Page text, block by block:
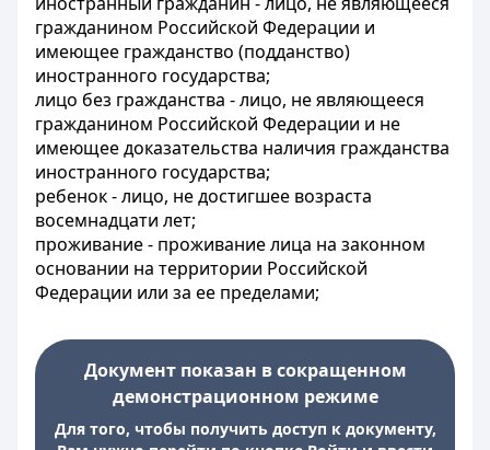
гражданином Российской Федерации и
имеющее гражданство (подданство)
иностранного государства;
лицо без гражданства - лицо, не являющееся
гражданином Российской Федерации и не
имеющее доказательства наличия гражданства
иностранного государства;
ребенок - лицо, не достигшее возраста
восемнадцати лет;
проживание - проживание лица на законном
основании на территории Российской
Федерации или за ее пределами;
Документ показан в сокращенном
демонстрационном режиме
Для того, чтобы получить доступ к документу,